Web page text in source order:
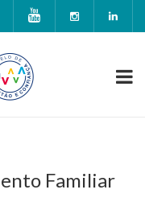
Familiar